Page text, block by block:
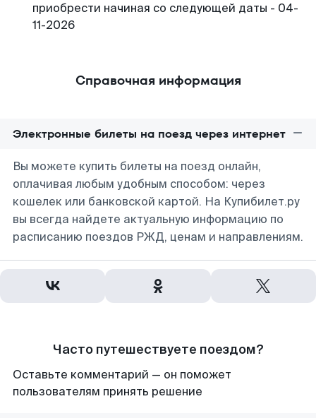
приобрести начиная со следующей даты - 04-
11-2026
Справочная информация
Электронные билеты на поезд через интернет
Вы можете купить билеты на поезд онлайн,
оплачивая любым удобным способом: через
кошелек или банковской картой. На Купибилет.ру
вы всегда найдете актуальную информацию по
расписанию поездов РЖД, ценам и направлениям.
Часто путешествуете поездом?
Оставьте комментарий — он поможет
пользователям принять решение